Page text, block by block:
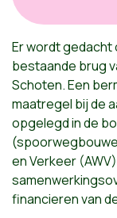
Er wordt
bestaande brug
Schoten. Een
maatregel bij de
opgelegd in de
en Verkeer
financieren van